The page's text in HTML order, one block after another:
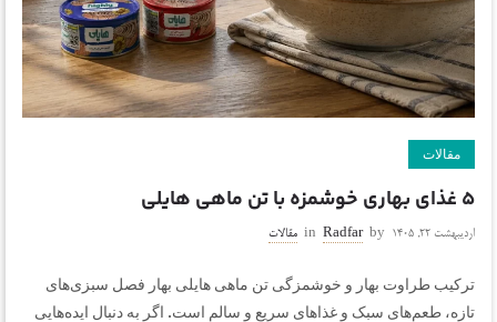
مقالات
۵ غذای بهاری خوشمزه با تن ماهی هایلی
اردیبهشت ۲۲, ۱۴۰۵ by
Radfar
in مقالات
ترکیب طراوت بهار و خوشمزگی تن ماهی هایلی بهار فصل سبزی‌های
تازه، طعم‌های سبک و غذاهای سریع و سالم است. اگر به دنبال ایده‌هایی